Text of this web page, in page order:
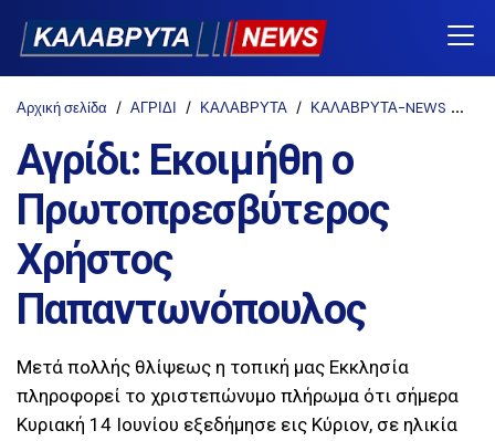
Αρχική σελίδα ΑΓΡΙΔΙ ΚΑΛΑΒΡΥΤΑ ΚΑΛΑΒΡΥΤΑ-NEWS
Αγρίδι: Εκοιμήθη ο
Πρωτοπρεσβύτερος
Χρήστος
Παπαντωνόπουλος
Μετά πολλής θλίψεως η τοπική μας Εκκλησία
πληροφορεί το χριστεπώνυμο πλήρωμα ότι σήμερα
Κυριακή 14 Ιουνίου εξεδήμησε εις Κύριον, σε ηλικία